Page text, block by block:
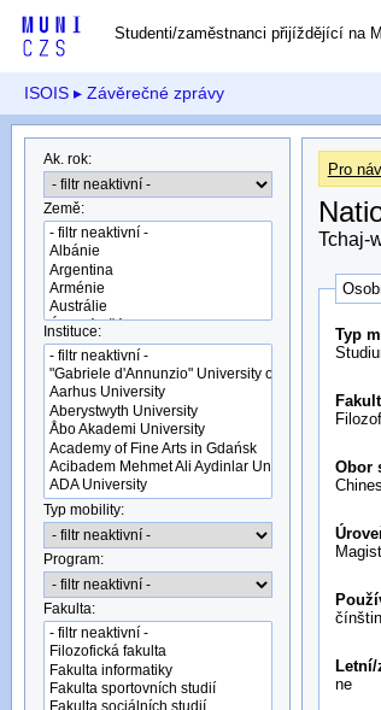
Studenti/zaměstnanci přijíždějící na
ISOIS ▸ Závěrečné zprávy
Ak. rok:
Země:
Instituce:
Typ mobility:
Program:
Fakulta:
Pro
Tchaj-
Typ
Obor
ne